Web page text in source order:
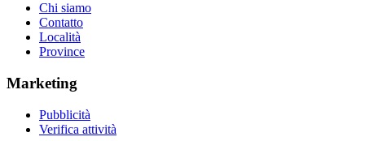
Chi siamo
Contatto
Località
Province
Marketing
Pubblicità
Verifica attività